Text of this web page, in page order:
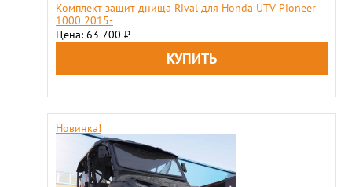
Комплект защит днища Rival для Honda UTV Pioneer
1000 2015-
Цена: 63 700 ₽
Новинка!